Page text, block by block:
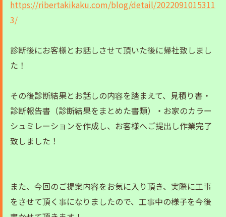
https://ribertakikaku.com/blog/detail/2022091015311
3/
診断後にお客様とお話しさせて頂いた後に帰社致しまし
た！
その後診断結果とお話しの内容を踏まえて、見積り書・
診断報告書（診断結果をまとめた書類）・お家のカラー
シュミレーションを作成し、お客様へご提出し作業完了
致しました！
また、今回のご提案内容をお気に入り頂き、実際に工事
をさせて頂く事になりましたので、工事中の様子を今後